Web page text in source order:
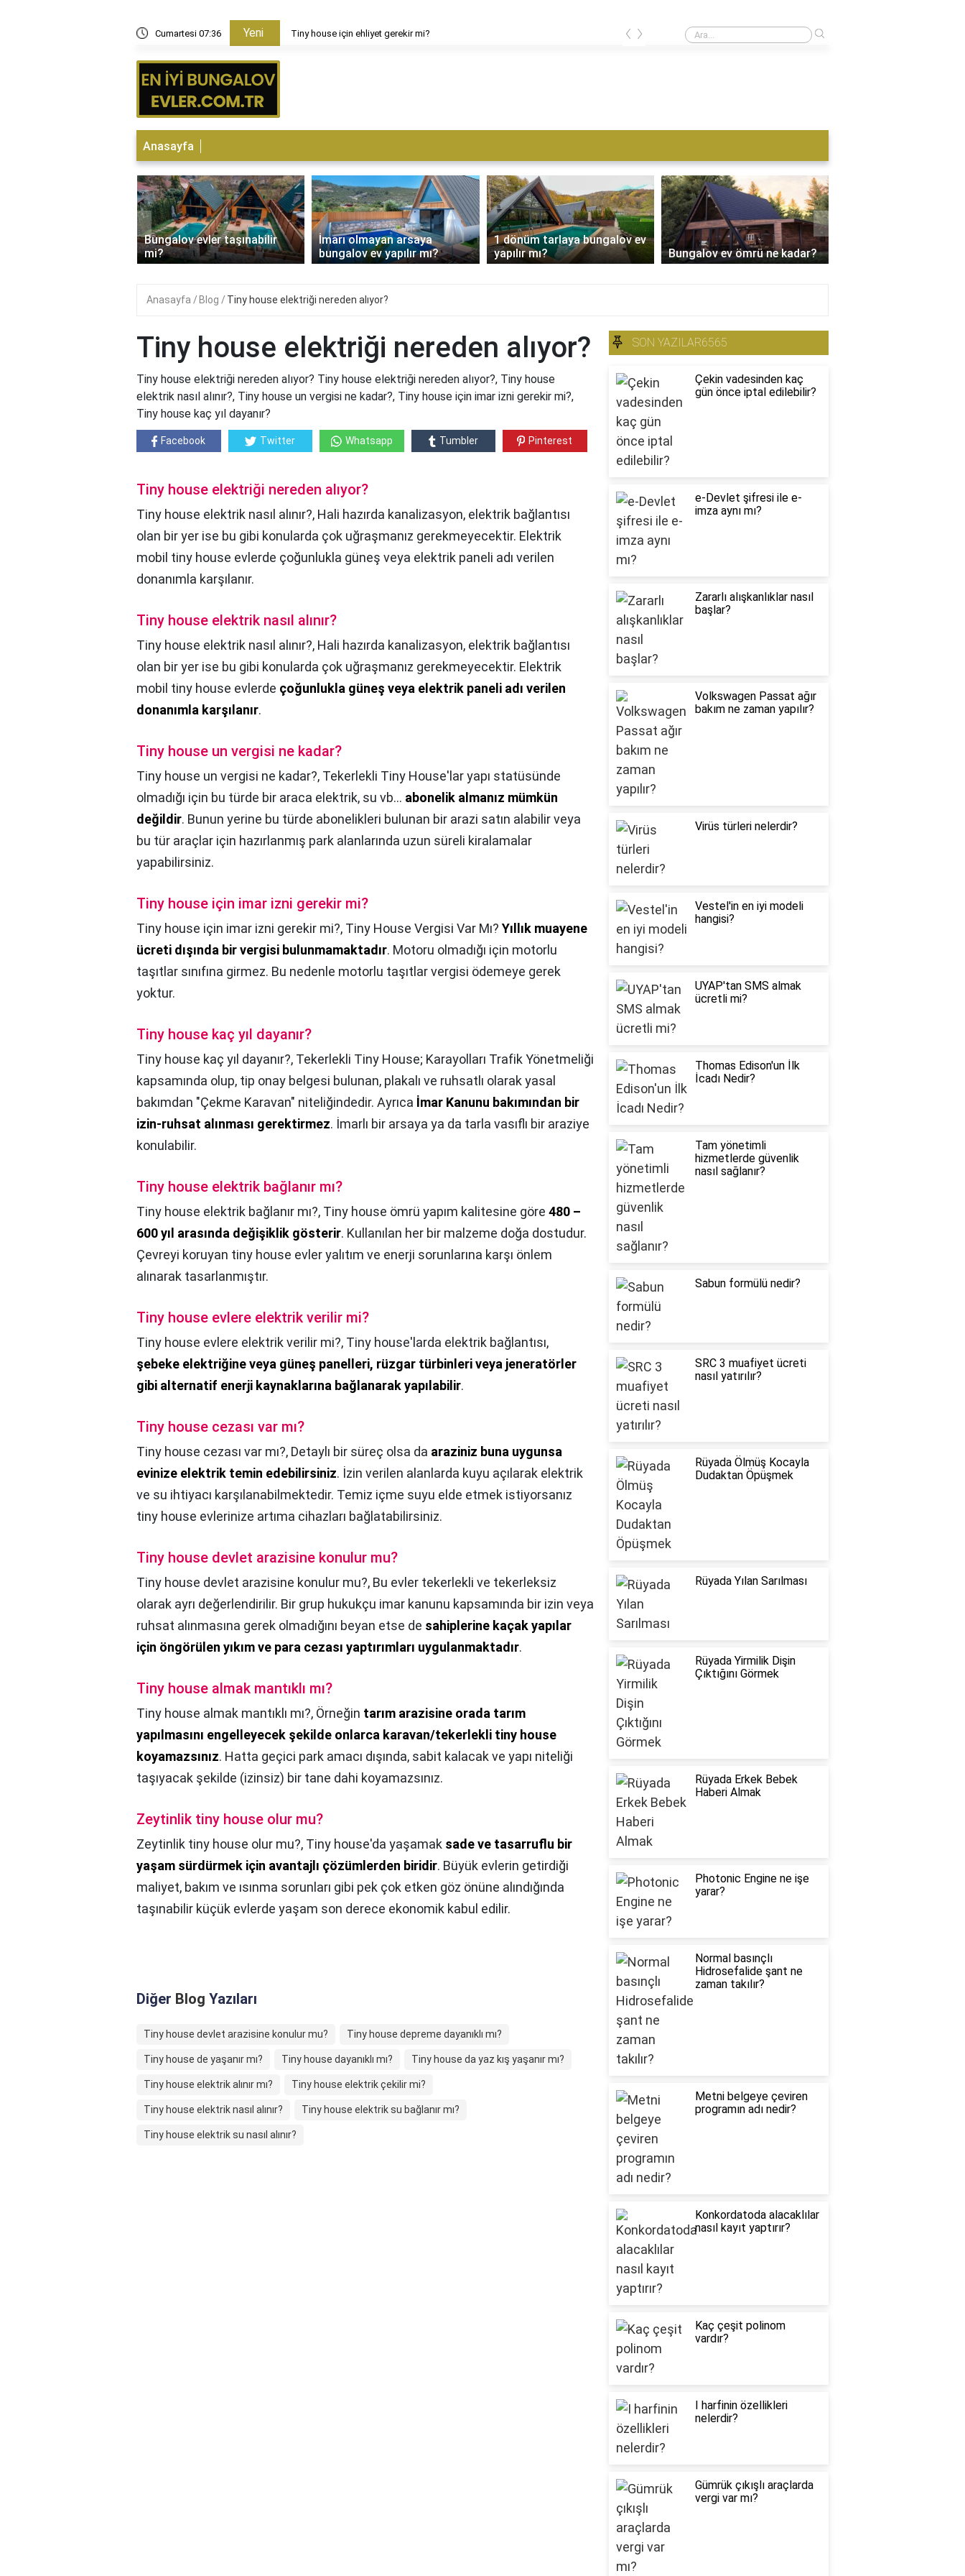
Cumartesi 07:36 Yeni Tiny house için ehliyet gerekir mi? Konteyner için nereye başvurulur?
‹ ›
Anasayfa
Bungalov evler taşınabilir
mi?
İmarı olmayan arsaya
bungalov ev yapılır mı?
1 dönüm tarlaya bungalov ev
yapılır mı?
Bungalov ev ömrü ne kadar?
‹ ›
Anasayfa Blog Tiny house elektriği nereden alıyor?
Tiny house elektriği nereden alıyor?
Tiny house elektriği nereden alıyor? Tiny house elektriği nereden alıyor?, Tiny house
elektrik nasıl alınır?, Tiny house un vergisi ne kadar?, Tiny house için imar izni gerekir mi?,
Tiny house kaç yıl dayanır?
Facebook Twitter Whatsapp Tumbler Pinterest
Tiny house elektriği nereden alıyor?
Tiny house elektrik nasıl alınır?, Hali hazırda kanalizasyon, elektrik bağlantısı
olan bir yer ise bu gibi konularda çok uğraşmanız gerekmeyecektir. Elektrik
mobil tiny house evlerde çoğunlukla güneş veya elektrik paneli adı verilen
donanımla karşılanır.
Tiny house elektrik nasıl alınır?
Tiny house elektrik nasıl alınır?, Hali hazırda kanalizasyon, elektrik bağlantısı
olan bir yer ise bu gibi konularda çok uğraşmanız gerekmeyecektir. Elektrik
mobil tiny house evlerde çoğunlukla güneş veya elektrik paneli adı verilen
donanımla karşılanır.
Tiny house un vergisi ne kadar?
Tiny house un vergisi ne kadar?, Tekerlekli Tiny House'lar yapı statüsünde
olmadığı için bu türde bir araca elektrik, su vb… abonelik almanız mümkün
değildir. Bunun yerine bu türde abonelikleri bulunan bir arazi satın alabilir veya
bu tür araçlar için hazırlanmış park alanlarında uzun süreli kiralamalar
yapabilirsiniz.
Tiny house için imar izni gerekir mi?
Tiny house için imar izni gerekir mi?, Tiny House Vergisi Var Mı? Yıllık muayene
ücreti dışında bir vergisi bulunmamaktadır. Motoru olmadığı için motorlu
taşıtlar sınıfına girmez. Bu nedenle motorlu taşıtlar vergisi ödemeye gerek
yoktur.
Tiny house kaç yıl dayanır?
Tiny house kaç yıl dayanır?, Tekerlekli Tiny House; Karayolları Trafik Yönetmeliği
kapsamında olup, tip onay belgesi bulunan, plakalı ve ruhsatlı olarak yasal
bakımdan "Çekme Karavan" niteliğindedir. Ayrıca İmar Kanunu bakımından bir
izin-ruhsat alınması gerektirmez. İmarlı bir arsaya ya da tarla vasıflı bir araziye
konulabilir.
Tiny house elektrik bağlanır mı?
Tiny house elektrik bağlanır mı?, Tiny house ömrü yapım kalitesine göre 480 –
600 yıl arasında değişiklik gösterir. Kullanılan her bir malzeme doğa dostudur.
Çevreyi koruyan tiny house evler yalıtım ve enerji sorunlarına karşı önlem
alınarak tasarlanmıştır.
Tiny house evlere elektrik verilir mi?
Tiny house evlere elektrik verilir mi?, Tiny house'larda elektrik bağlantısı,
şebeke elektriğine veya güneş panelleri, rüzgar türbinleri veya jeneratörler
gibi alternatif enerji kaynaklarına bağlanarak yapılabilir.
Tiny house cezası var mı?
Tiny house cezası var mı?, Detaylı bir süreç olsa da araziniz buna uygunsa
evinize elektrik temin edebilirsiniz. İzin verilen alanlarda kuyu açılarak elektrik
ve su ihtiyacı karşılanabilmektedir. Temiz içme suyu elde etmek istiyorsanız
tiny house evlerinize artıma cihazları bağlatabilirsiniz.
Tiny house devlet arazisine konulur mu?
Tiny house devlet arazisine konulur mu?, Bu evler tekerlekli ve tekerleksiz
olarak ayrı değerlendirilir. Bir grup hukukçu imar kanunu kapsamında bir izin veya
ruhsat alınmasına gerek olmadığını beyan etse de sahiplerine kaçak yapılar
için öngörülen yıkım ve para cezası yaptırımları uygulanmaktadır.
Tiny house almak mantıklı mı?
Tiny house almak mantıklı mı?, Örneğin tarım arazisine orada tarım
yapılmasını engelleyecek şekilde onlarca karavan/tekerlekli tiny house
koyamazsınız. Hatta geçici park amacı dışında, sabit kalacak ve yapı niteliği
taşıyacak şekilde (izinsiz) bir tane dahi koyamazsınız.
Zeytinlik tiny house olur mu?
Zeytinlik tiny house olur mu?, Tiny house'da yaşamak sade ve tasarruflu bir
yaşam sürdürmek için avantajlı çözümlerden biridir. Büyük evlerin getirdiği
maliyet, bakım ve ısınma sorunları gibi pek çok etken göz önüne alındığında
taşınabilir küçük evlerde yaşam son derece ekonomik kabul edilir.
Diğer Blog Yazıları
Tiny house devlet arazisine konulur mu? Tiny house depreme dayanıklı mı?
Tiny house de yaşanır mı? Tiny house dayanıklı mı? Tiny house da yaz kış yaşanır mı?
Tiny house elektrik alınır mı? Tiny house elektrik çekilir mi?
Tiny house elektrik nasıl alınır? Tiny house elektrik su bağlanır mı?
Tiny house elektrik su nasıl alınır?
SON YAZILAR6565
Çekin vadesinden kaç
gün önce iptal edilebilir?
e-Devlet şifresi ile e-
imza aynı mı?
Zararlı alışkanlıklar nasıl
başlar?
Volkswagen Passat ağır
bakım ne zaman yapılır?
Virüs türleri nelerdir?
Vestel'in en iyi modeli
hangisi?
UYAP'tan SMS almak
ücretli mi?
Thomas Edison'un İlk
İcadı Nedir?
Tam yönetimli
hizmetlerde güvenlik
nasıl sağlanır?
Sabun formülü nedir?
SRC 3 muafiyet ücreti
nasıl yatırılır?
Rüyada Ölmüş Kocayla
Dudaktan Öpüşmek
Rüyada Yılan Sarılması
Rüyada Yirmilik Dişin
Çıktığını Görmek
Rüyada Erkek Bebek
Haberi Almak
Photonic Engine ne işe
yarar?
Normal basınçlı
Hidrosefalide şant ne
zaman takılır?
Metni belgeye çeviren
programın adı nedir?
Konkordatoda alacaklılar
nasıl kayıt yaptırır?
Kaç çeşit polinom
vardır?
I harfinin özellikleri
nelerdir?
Gümrük çıkışlı araçlarda
vergi var mı?